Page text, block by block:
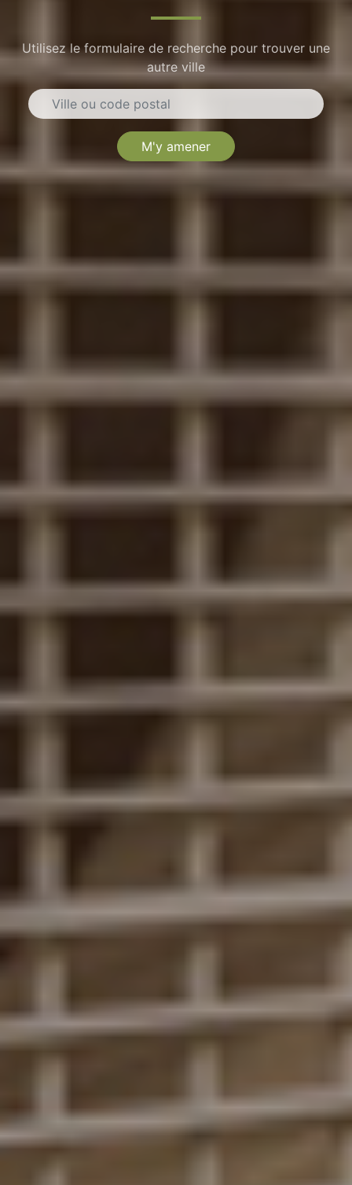
Utilisez le formulaire de recherche pour trouver une
autre ville
M'y amener